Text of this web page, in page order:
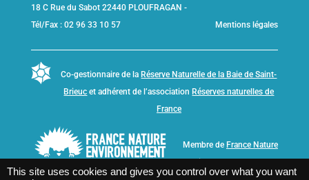
18 C Rue du Sabot 22440 PLOUFRAGAN -
Tél/Fax : 02 96 33 10 57
Mentions légales
Co-gestionnaire de la Réserve Naturelle de la Baie de Saint-
Brieuc et adhérent de l’association Réserves naturelles de
France
Membre de France Nature
This site uses cookies and gives you control over what you want